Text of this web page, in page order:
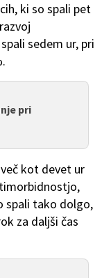
ki so spali pet
sedem ur, pri
pri
kot devet ur
spali tako dolgo,
za daljši čas